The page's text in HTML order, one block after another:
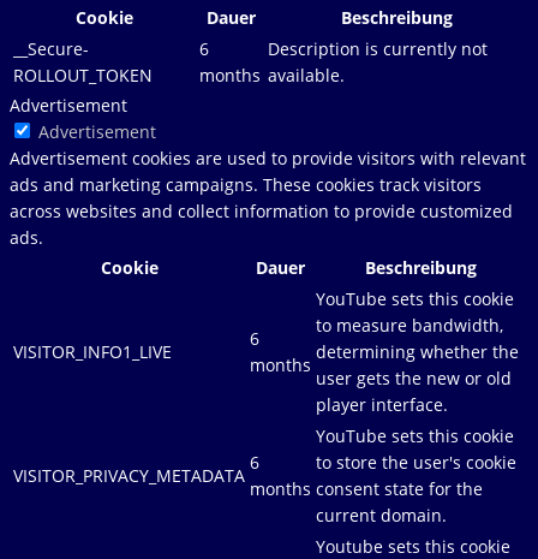
Cookie
Dauer
Beschreibung
__Secure-
ROLLOUT_TOKEN
6
months
Description is currently not
available.
Advertisement
Advertisement
Advertisement cookies are used to provide visitors with relevant
ads and marketing campaigns. These cookies track visitors
across websites and collect information to provide customized
ads.
Cookie
Dauer Beschreibung
VISITOR_INFO1_LIVE
6
months
YouTube sets this cookie
to measure bandwidth,
determining whether the
user gets the new or old
player interface.
VISITOR_PRIVACY_METADATA
6
months
YouTube sets this cookie
to store the user's cookie
consent state for the
current domain.
Youtube sets this cookie